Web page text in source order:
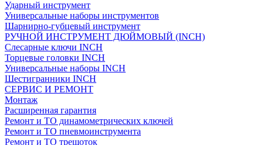
Ударный инструмент
Универсальные наборы инструментов
Шарнирно-губцевый инструмент
РУЧНОЙ ИНСТРУМЕНТ ДЮЙМОВЫЙ (INCH)
Слесарные ключи INCH
Торцевые головки INCH
Универсальные наборы INCH
Шестигранники INCH
СЕРВИС И РЕМОНТ
Монтаж
Расширенная гарантия
Ремонт и ТО динамометрических ключей
Ремонт и ТО пневмоинструмента
Ремонт и ТО трещоток